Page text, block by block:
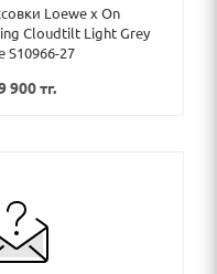
Loewe x On
Cloudtilt Light Grey
S10966-27
900 тг.